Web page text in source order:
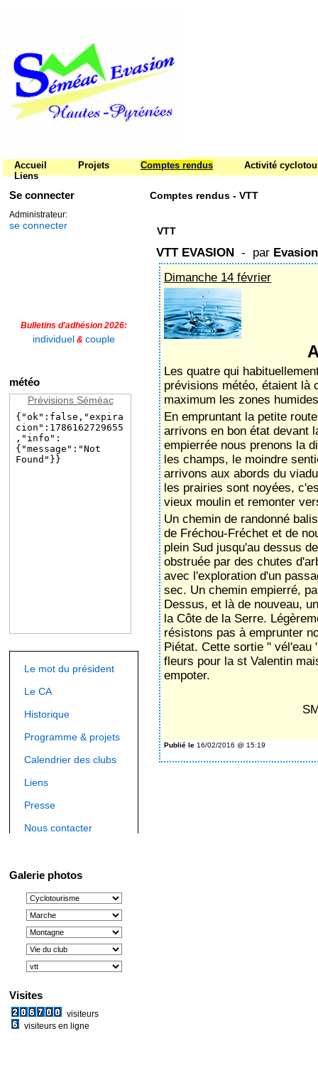
Accueil Projets Comptes rendus
Activité
Liens
Se connecter
Administrateur:
se connecter
Bulletins d'adhésion 2026:
individuel & couple
météo
Prévisions Séméac
Le mot du président
Le CA
Historique
Programme & projets
Calendrier des clubs
Liens
Presse
Nous contacter
Galerie photos
Visites
visiteurs
visiteurs en ligne
Comptes rendus - VTT
VTT
VTT EVASION - par
Dimanche 14 février
Les quatre qui
prévisions météo, étaient là
maximum les zones
En empruntant la petite
arrivons en bon état devant
empierrée nous prenons la
les champs, le moindre
arrivons aux abords du
les prairies sont noyées,
vieux moulin et remonter
Un chemin de randonné
de Fréchou-Fréchet et de
plein Sud jusqu'au dessus
obstruée par des chutes
avec l'exploration d'un
sec. Un chemin empierré,
Dessus, et là de nouveau,
la Côte de la Serre.
résistons pas à emprunter
Piétat. Cette sortie " vél'eau
fleurs pour la st Valentin
empoter.
Publié le 16/02/2016 @ 15:19